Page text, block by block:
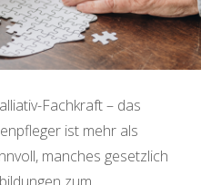
Fachkraft – das
ist mehr als
manches gesetzlich